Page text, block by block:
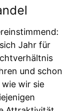
Jahr für
und schon
wir sie